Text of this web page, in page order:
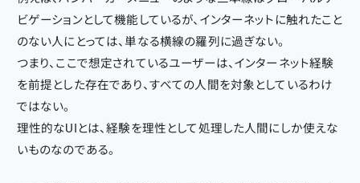
ビゲーションとして機能しているが、インターネットに触れたこと
のない人にとっては、単なる横線の羅列に過ぎない。
つまり、ここで想定されているユーザーは、インターネット経験
を前提とした存在であり、すべての人間を対象としているわけ
ではない。
理性的なUIとは、経験を理性として処理した人間にしか使えな
いものなのである。